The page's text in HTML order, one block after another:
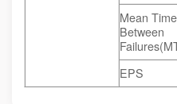
Mean Time
Between
EPS